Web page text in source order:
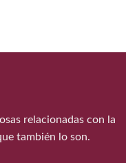
relacionadas con la
también lo son.